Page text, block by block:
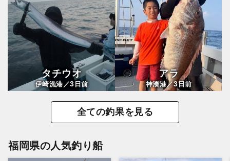
タチウオ
伊崎漁港／3 日前
アラ
神湊港／3日前
全ての釣果を見る
福岡県の人気釣り船